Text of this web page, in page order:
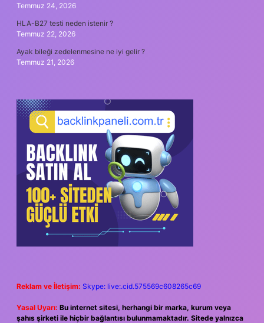
Temmuz 24, 2026
HLA-B27 testi neden istenir ?
Temmuz 22, 2026
Ayak bileği zedelenmesine ne iyi gelir ?
Temmuz 21, 2026
Reklam ve İletişim: Skype: live:.cid.575569c608265c69
Yasal Uyarı: Bu internet sitesi, herhangi bir marka, kurum veya
şahıs şirketi ile hiçbir bağlantısı bulunmamaktadır. Sitede yalnızca